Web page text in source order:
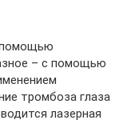
помощью
– с помощью
тромбоза глаза
лазерная